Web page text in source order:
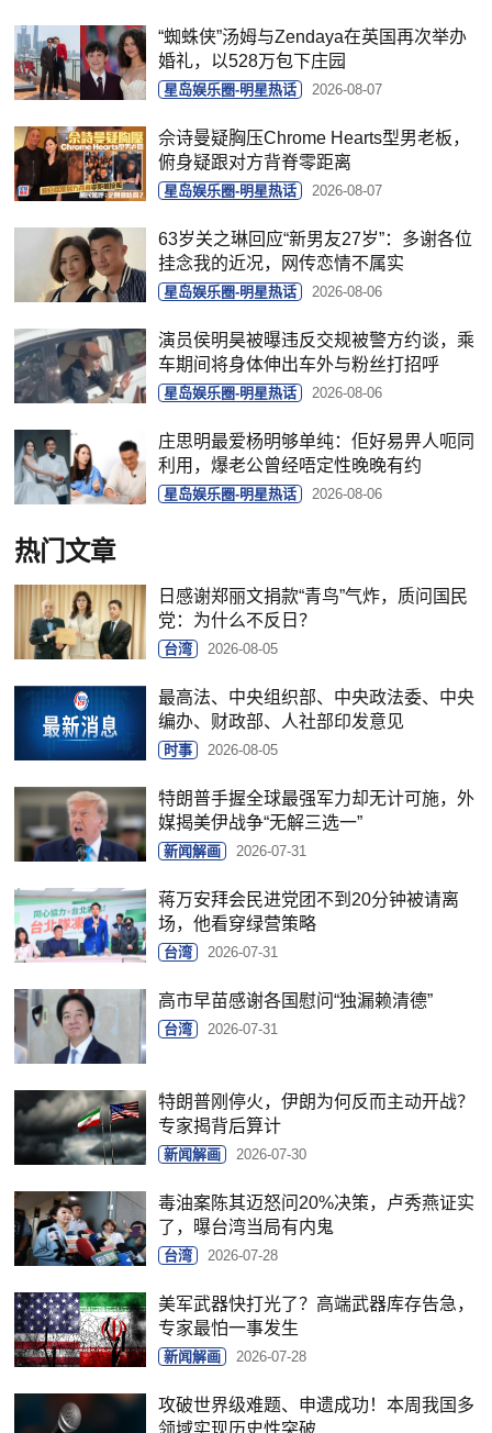
“蜘蛛侠”汤姆与Zendaya在英国再次举办
婚礼，以528万包下庄园
星岛娱乐圈-明星热话 2026-08-07
佘诗曼疑胸压Chrome Hearts型男老板，
俯身疑跟对方背脊零距离
星岛娱乐圈-明星热话 2026-08-07
63岁关之琳回应“新男友27岁”：多谢各位
挂念我的近况，网传恋情不属实
星岛娱乐圈-明星热话 2026-08-06
演员侯明昊被曝违反交规被警方约谈，乘
车期间将身体伸出车外与粉丝打招呼
星岛娱乐圈-明星热话 2026-08-06
庄思明最爱杨明够单纯：佢好易畀人呃同
利用，爆老公曾经唔定性晚晚有约
星岛娱乐圈-明星热话 2026-08-06
热门文章
日感谢郑丽文捐款“青鸟”气炸，质问国民
党：为什么不反日？
台湾 2026-08-05
最高法、中央组织部、中央政法委、中央
编办、财政部、人社部印发意见
时事 2026-08-05
特朗普手握全球最强军力却无计可施，外
媒揭美伊战争“无解三选一”
新闻解画 2026-07-31
蒋万安拜会民进党团不到20分钟被请离
场，他看穿绿营策略
台湾 2026-07-31
高市早苗感谢各国慰问“独漏赖清德”
台湾 2026-07-31
特朗普刚停火，伊朗为何反而主动开战？
专家揭背后算计
新闻解画 2026-07-30
毒油案陈其迈怒问20%决策，卢秀燕证实
了，曝台湾当局有内鬼
台湾 2026-07-28
美军武器快打光了？高端武器库存告急，
专家最怕一事发生
新闻解画 2026-07-28
攻破世界级难题、申遗成功！本周我国多
领域实现历史性突破